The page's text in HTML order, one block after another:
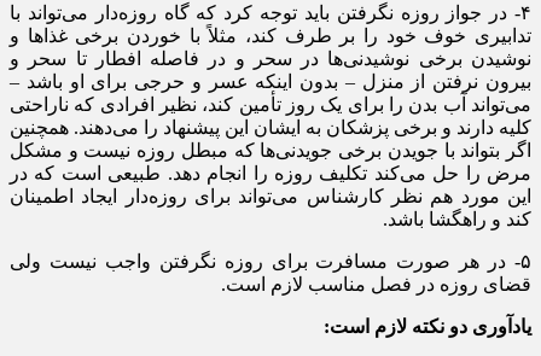
۴- در جواز روزه نگرفتن باید توجه کرد که گاه روزه‌دار می‌تواند با
تدابیری خوف خود را بر طرف کند، مثلاً با خوردن برخی غذاها و
نوشیدن برخی نوشیدنی‌ها در سحر و در فاصله افطار تا سحر و
بیرون نرفتن از منزل – بدون اینکه عسر و حرجی برای او باشد –
می‌تواند آب بدن را برای یک روز تأمین کند، نظیر افرادی که ناراحتی
کلیه دارند و برخی پزشکان به ایشان این پیشنهاد را می‌دهند. همچنین
اگر بتواند با جویدن برخی جویدنی‌ها که مبطل روزه نیست و مشکل
مرض را حل می‌کند تکلیف روزه را انجام دهد. طبیعی است که در
این مورد هم نظر کارشناس می‌تواند برای روزه‌دار ایجاد اطمینان
کند و راهگشا باشد.
۵- در هر صورت مسافرت برای روزه نگرفتن واجب نیست ولی
قضای روزه در فصل مناسب لازم است.
یادآوری دو نکته لازم است: